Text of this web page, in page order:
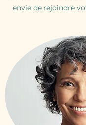
envie de rejoindre